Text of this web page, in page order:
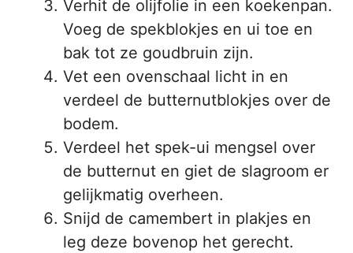
Verhit de olijfolie in een koekenpan.
Voeg de spekblokjes en ui toe en
bak tot ze goudbruin zijn.
Vet een ovenschaal licht in en
verdeel de butternutblokjes over de
bodem.
Verdeel het spek-ui mengsel over
de butternut en giet de slagroom er
gelijkmatig overheen.
Snijd de camembert in plakjes en
leg deze bovenop het gerecht.